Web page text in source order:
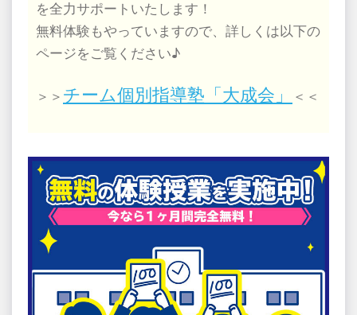
を全力サポートいたします！
無料体験もやっていますので、詳しくは以下の
ページをご覧ください♪
＞＞ チーム個別指導塾「大成会」 ＜＜